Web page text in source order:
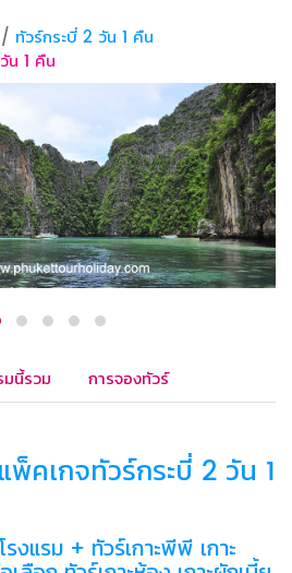
ทัวร์กระบี่ 2 วัน 1 คืน
น 1 คืน
นี้รวม การจองทัวร์
คเกจทัวร์กระบี่ 2 วัน 1
งแรม + ทัวร์เกาะพีพี เกาะ